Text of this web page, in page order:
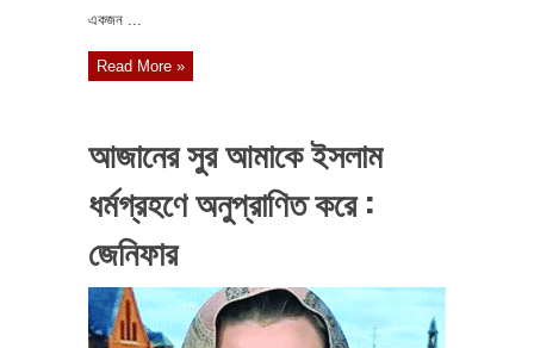
একজন ...
Read More »
আজানের সুর আমাকে ইসলাম
ধর্মগ্রহণে অনুপ্রাণিত করে :
জেনিফার